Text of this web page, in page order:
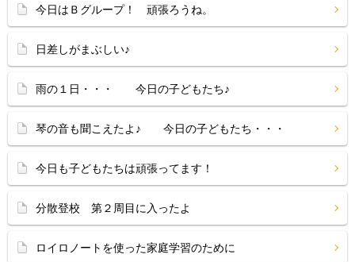
今日はＢグループ！ 頑張ろうね。
日差しがまぶしい♪
雨の１日・・・ 今日の子どもたち♪
琴の音も聞こえたよ♪ 今日の子どもたち・・・
今日も子どもたちは頑張ってます！
分散登校 第２周目に入ったよ
ロイロノートを使った家庭学習のために